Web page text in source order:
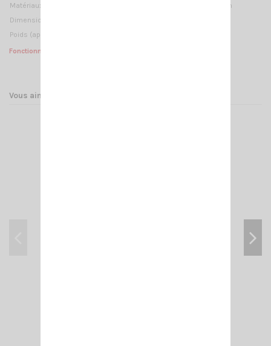
Matériaux:
Laiton chromé, Acier inoxydable 17/7 PH, Nylon
Dimension (approx):
Poids (approx):
Fonctionne sans plan de masse.
Vous aimerez aussi